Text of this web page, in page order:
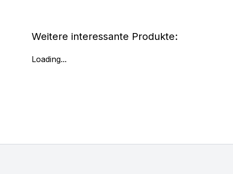
Weitere interessante Produkte:
Loading...